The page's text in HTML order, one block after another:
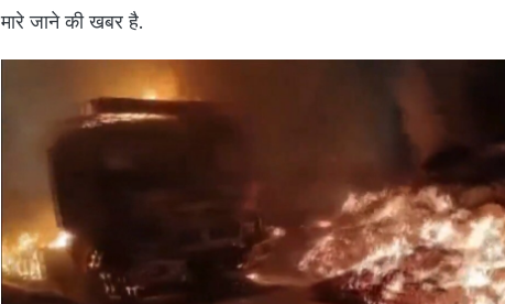
मारे जाने की खबर है.